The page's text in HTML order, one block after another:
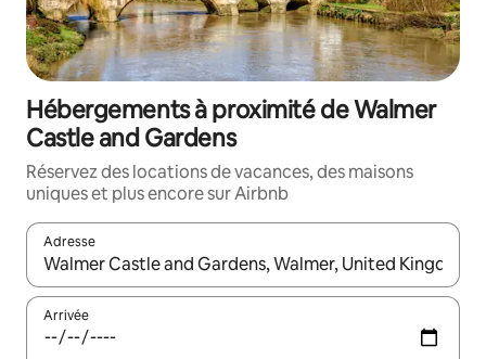
Hébergements à proximité de Walmer
Castle and Gardens
Réservez des locations de vacances, des maisons
uniques et plus encore sur Airbnb
Adresse
Lorsque les résultats s'affichent, utilisez les flèches vers le
Arrivée